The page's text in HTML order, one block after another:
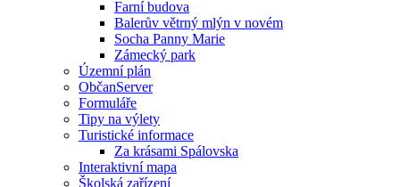
Farní budova
Balerův větrný mlýn v novém
Socha Panny Marie
Zámecký park
Územní plán
ObčanServer
Formuláře
Tipy na výlety
Turistické informace
Za krásami Spálovska
Interaktivní mapa
Školská zařízení